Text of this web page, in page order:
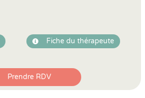
Fiche du thérapeute
Prendre RDV